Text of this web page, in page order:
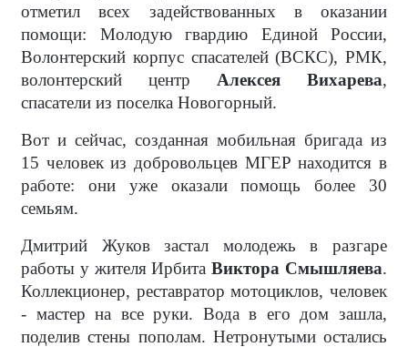
отметил всех задействованных в оказании
помощи: Молодую гвардию Единой России,
Волонтерский корпус спасателей (ВСКС), РМК,
волонтерский центр Алексея Вихарева,
спасатели из поселка Новогорный.
Вот и сейчас, созданная мобильная бригада из
15 человек из добровольцев МГЕР находится в
работе: они уже оказали помощь более 30
семьям.
Дмитрий Жуков застал молодежь в разгаре
работы у жителя ИрбитаВиктора Смышляева.
Коллекционер, реставратор мотоциклов, человек
- мастер на все руки. Вода в его дом зашла,
поделив стены пополам. Нетронутыми остались